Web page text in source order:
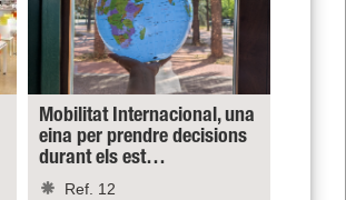
Mobilitat Internacional, una
eina per prendre decisions
durant els est…
Ref. 12